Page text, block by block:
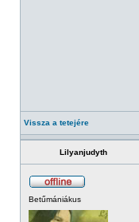
Vissza a tetejére
Lilyanjudyth
Betűmániákus